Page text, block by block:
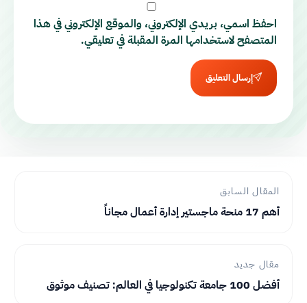
احفظ اسمي، بريدي الإلكتروني، والموقع الإلكتروني في هذا
المتصفح لاستخدامها المرة المقبلة في تعليقي.
إرسال التعليق
المقال السابق
أهم 17 منحة ماجستير إدارة أعمال مجاناً
مقال جديد
أفضل 100 جامعة تكنولوجيا في العالم: تصنيف موثوق